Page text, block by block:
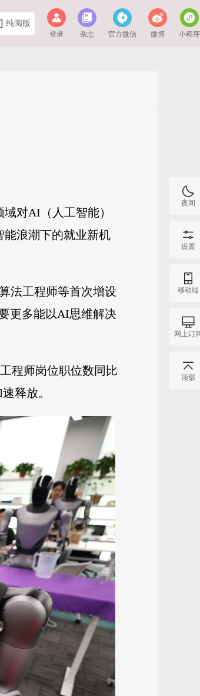
纯阅版
登录 杂志 官方微信 微博 小程序
对AI（人工智能）
能浪潮下的就业新机
法工程师等首次增设
更多能以AI思维解决
程师岗位职位数同比
释放。
夜间
设置
移动端
网上订
顶部